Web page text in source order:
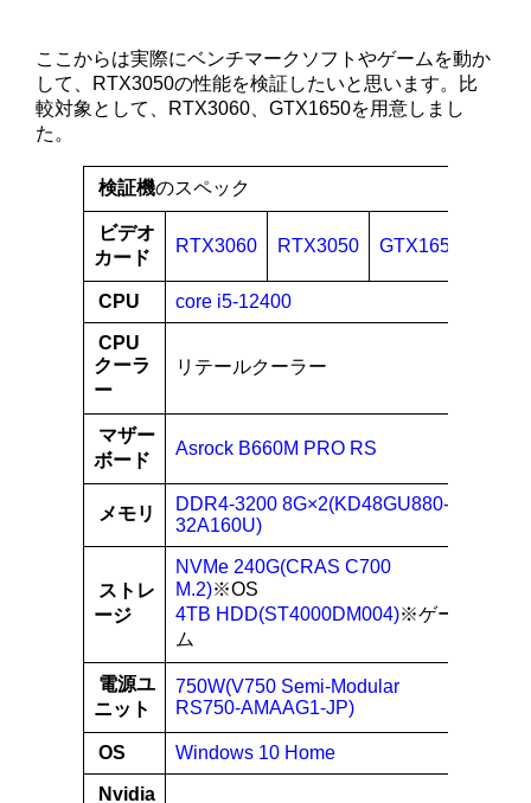
ここからは実際にベンチマークソフトやゲームを動か
して、RTX3050の性能を検証したいと思います。比
較対象として、RTX3060、GTX1650を用意しまし
た。
検証機のスペック
ビデオ
カード
RTX3060 RTX3050 GTX1650
CPU core i5-12400
CPU
クーラ
ー
リテールクーラー
マザー
ボード
Asrock B660M PRO RS
メモリ
DDR4-3200 8G×2(KD48GU880-
32A160U)
ストレ
ージ
NVMe 240G(CRAS C700
M.2)※OS
4TB HDD(ST4000DM004)※ゲー
ム
電源ユ
ニット
750W(V750 Semi-Modular
RS750-AMAAG1-JP)
OS Windows 10 Home
Nvidia